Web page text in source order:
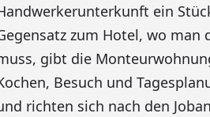
ein
zum Hotel, wo man
gibt die
Besuch und
richten sich nach den